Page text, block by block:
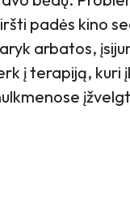
padės kino
arbatos,
į terapiją, kuri